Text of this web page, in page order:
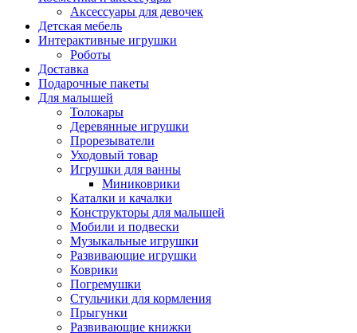
Аксессуары для девочек
Детская мебель
Интерактивные игрушки
Роботы
Доставка
Подарочные пакеты
Для малышей
Толокары
Деревянные игрушки
Прорезыватели
Уходовый товар
Игрушки для ванны
Миниковрики
Каталки и качалки
Конструкторы для малышей
Мобили и подвески
Музыкальные игрушки
Развивающие игрушки
Коврики
Погремушки
Стульчики для кормления
Прыгунки
Развивающие книжки